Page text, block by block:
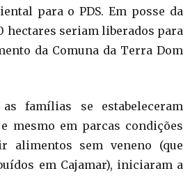
para o PDS. Em posse da
hectares seriam liberados para
da Comuna da Terra Dom
famílias se estabeleceram
mesmo em parcas condições
alimentos sem veneno (que
em Cajamar), iniciaram a